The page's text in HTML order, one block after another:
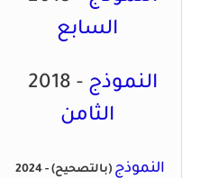
2018 - النموذج
2024 - (بالتصحيح) النموذج